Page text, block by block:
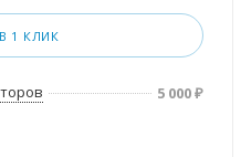
1 КЛИК
5 000₽